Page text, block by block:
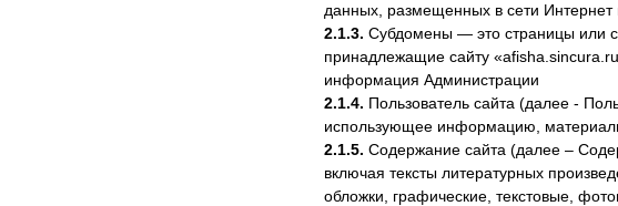
данных, размещенных в сети Интернет
2.1.3. Субдомены — это страницы или
принадлежащие сайту
информация Администрации
2.1.4. Пользователь сайта (далее -
использующее информацию,
2.1.5. Содержание сайта (далее –
включая тексты литературных
обложки, графические, текстовые,